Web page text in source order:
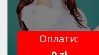
Оплати: